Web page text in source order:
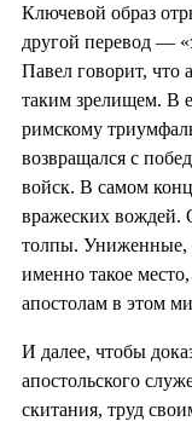
Ключевой образ
другой перевод —
Павел говорит, что
таким зрелищем. В
римскому
возвращался с
войск. В самом
вражеских вождей.
толпы. Униженные,
именно такое
апостолам в этом
И далее, чтобы
апостольского
скитания, труд